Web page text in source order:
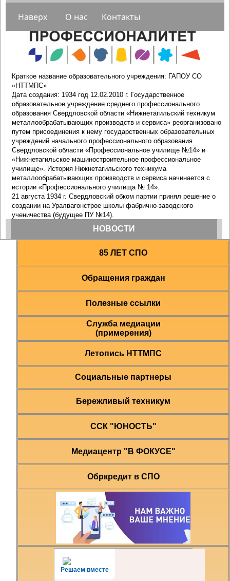
85 ЛЕТ СПО
Обращения граждан
Полезные ссылки
Служба медиации
(примерения)
Летопись НТТМПС
Социальные партнеры
Бережливый техникум
ССК "ЮНОСТЬ"
Медиацентр "В ФОКУСЕ"
Обркредит в СПО
Решаем вместе